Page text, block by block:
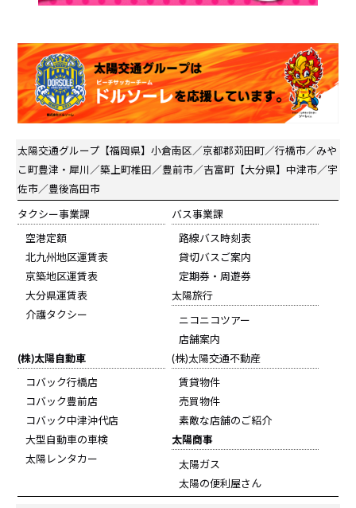
太陽交通グループ 【福岡県】小倉南区／京都郡苅田町／行橋市／みや
こ町豊津・犀川／築上町椎田／豊前市／吉富町【大分県】中津市／宇
佐市／豊後高田市
タクシー事業課
空港定額
北九州地区運賃表
京築地区運賃表
大分県運賃表
介護タクシー
バス事業課
路線バス時刻表
貸切バスご案内
定期券・周遊券
太陽旅行
ニコニコツアー
店舗案内
(株)太陽自動車
コバック行橋店
コバック豊前店
コバック中津沖代店
大型自動車の車検
太陽レンタカー
(株)太陽交通不動産
賃貸物件
売買物件
素敵な店舗のご紹介
太陽商事
太陽ガス
太陽の便利屋さん